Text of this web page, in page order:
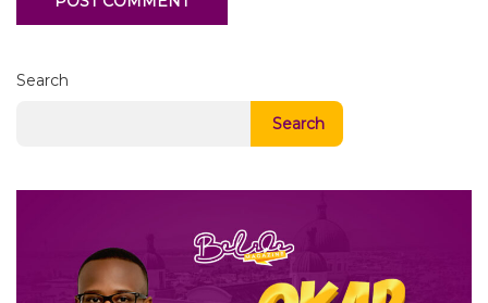
Search
Search